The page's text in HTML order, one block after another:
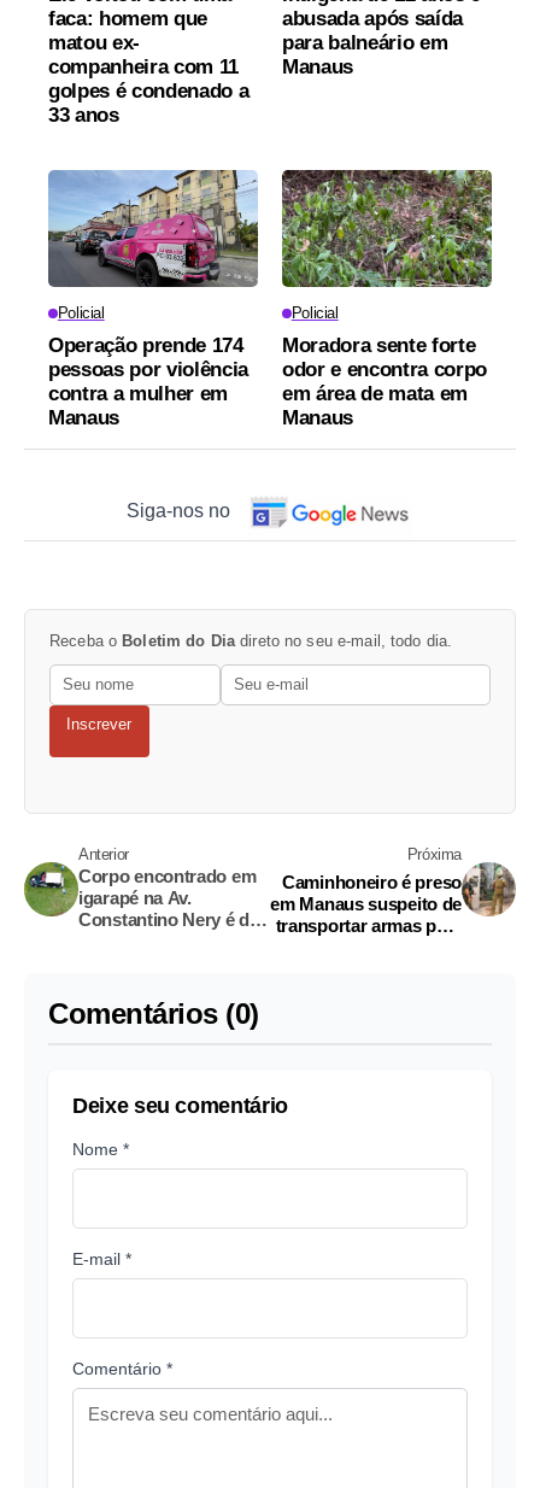
faca: homem que
matou ex-
companheira com 11
golpes é condenado a
33 anos
abusada após saída
para balneário em
Manaus
Policial
Operação prende 174
pessoas por violência
contra a mulher em
Manaus
Policial
Moradora sente forte
odor e encontra corpo
em área de mata em
Manaus
Siga-nos no
Receba o Boletim do Diadireto no seu e-mail, todo dia.
Inscrever
Anterior
Corpo encontrado em
igarapé na Av.
Constantino Nery é de
Próxima
Caminhoneiro é preso
em Manaus suspeito de
transportar armas para
Comentários (0)
Deixe seu comentário
Nome *
E-mail *
Comentário *